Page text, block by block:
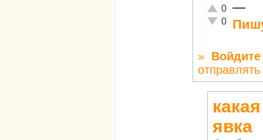
Отлично!
0
Неадекватно!
0
—
» Войдите
явка